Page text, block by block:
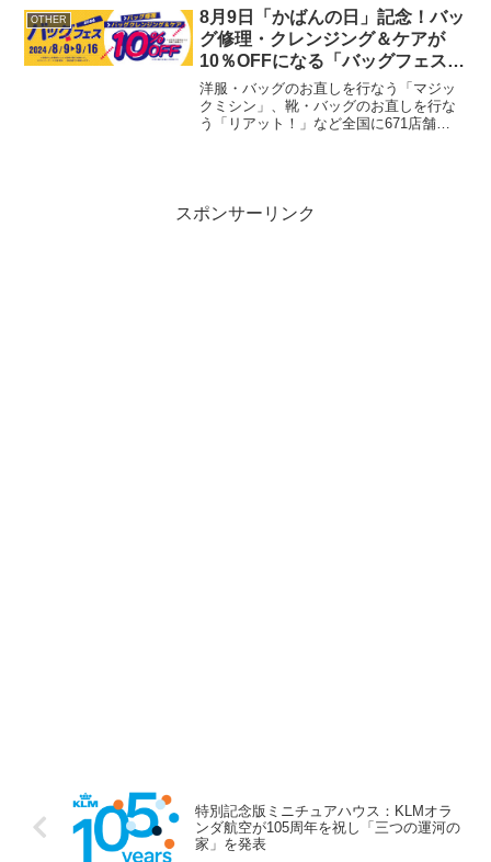
の機械工学に関する最先端の研究・技
術、及びそれらを...
OTHER
8月9日「かばんの日」記念！バッ
グ修理・クレンジング＆ケアが
10％OFFになる「バッグフェス」
を9月16日まで開催
洋服・バッグのお直しを行なう「マジッ
クミシン」、靴・バッグのお直しを行な
う「リアット！」など全国に671店舗
スポンサーリンク
特別記念版ミニチュアハウス：KLMオラ
ンダ航空が105周年を祝し「三つの運河の
家」を発表